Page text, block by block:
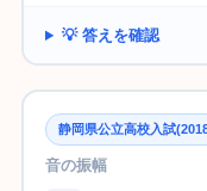
💡 答えを確認
静岡県公立高校入試
音の振幅